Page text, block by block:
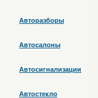
Авторазборы
Автосалоны
Автосигнализации
Автостекло